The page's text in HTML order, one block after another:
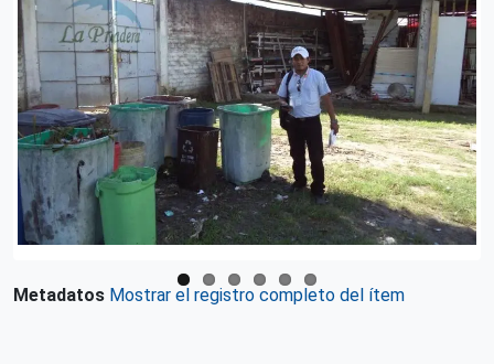
Metadatos Mostrar el registro completo del ítem